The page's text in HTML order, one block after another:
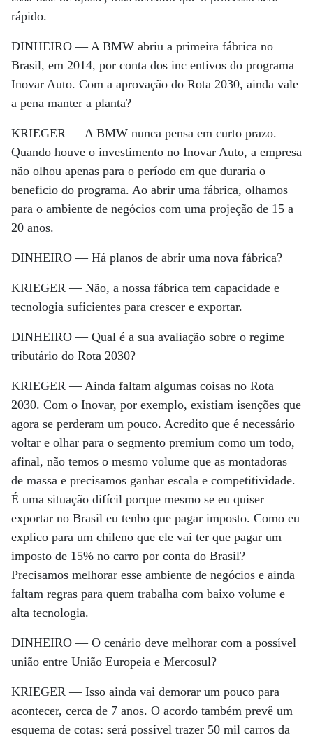
rápido.
DINHEIRO —A BMW abriu a primeira fábrica no
Brasil, em 2014, por conta dos inc entivos do programa
Inovar Auto. Com a aprovação do Rota 2030, ainda vale
a pena manter a planta?
KRIEGER —A BMW nunca pensa em curto prazo.
Quando houve o investimento no Inovar Auto, a empresa
não olhou apenas para o período em que duraria o
beneficio do programa. Ao abrir uma fábrica, olhamos
para o ambiente de negócios com uma projeção de 15 a
20 anos.
DINHEIRO —Há planos de abrir uma nova fábrica?
KRIEGER —Não, a nossa fábrica tem capacidade e
tecnologia suficientes para crescer e exportar.
DINHEIRO —Qual é a sua avaliação sobre o regime
tributário do Rota 2030?
KRIEGER —Ainda faltam algumas coisas no Rota
2030. Com o Inovar, por exemplo, existiam isenções que
agora se perderam um pouco. Acredito que é necessário
voltar e olhar para o segmento premium como um todo,
afinal, não temos o mesmo volume que as montadoras
de massa e precisamos ganhar escala e competitividade.
É uma situação difícil porque mesmo se eu quiser
exportar no Brasil eu tenho que pagar imposto. Como eu
explico para um chileno que ele vai ter que pagar um
imposto de 15% no carro por conta do Brasil?
Precisamos melhorar esse ambiente de negócios e ainda
faltam regras para quem trabalha com baixo volume e
alta tecnologia.
DINHEIRO —O cenário deve melhorar com a possível
união entre União Europeia e Mercosul?
KRIEGER —Isso ainda vai demorar um pouco para
acontecer, cerca de 7 anos. O acordo também prevê um
esquema de cotas: será possível trazer 50 mil carros da